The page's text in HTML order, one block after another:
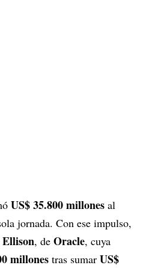
US$ 35.800 millones al
jornada. Con ese impulso,
, de Oracle, cuya
millones tras sumar US$